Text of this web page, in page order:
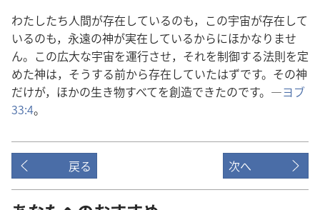
わたしたち​人間​が​存在​し​て​いる​の​も，この​宇宙​が​存在​し​て​
いる​の​も，永遠​の​神​が​実在​し​て​いる​から​に​ほか​なり​ませ​
ん。この​広大​な​宇宙​を​運行​さ​せ，それ​を​制御​する​法則​を​定
め​た​神​は，そう​する​前​から​存在​し​て​い​た​はず​です。その​神​
だけ​が，ほか​の​生き物​すべて​を​創造​でき​た​の​です。―ヨブ
33:4。
戻る 次へ